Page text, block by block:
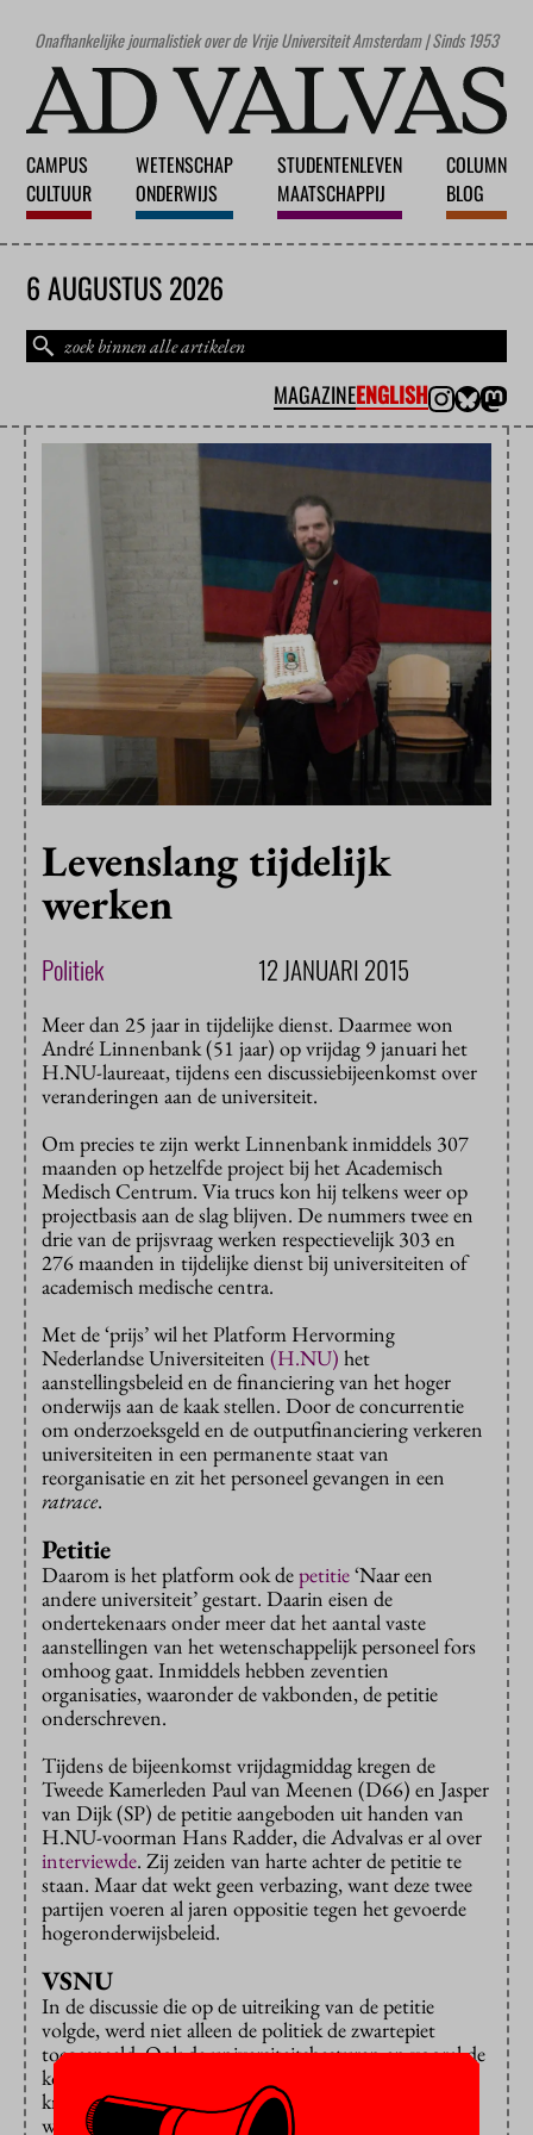
Onafhankelijke journalistiek over de Vrije Universiteit Amsterdam | Sinds 1953
CAMPUS
CULTUUR
WETENSCHAP
ONDERWIJS
STUDENTENLEVEN
MAATSCHAPPIJ
COLUMN
BLOG
6 AUGUSTUS 2026
MAGAZINEENGLISH
Levenslang tijdelijk
werken
Politiek 12 JANUARI 2015
Meer dan 25 jaar in tijdelijke dienst. Daarmee won
André Linnenbank (51 jaar) op vrijdag 9 januari het
H.NU-laureaat, tijdens een discussiebijeenkomst over
veranderingen aan de universiteit.
Om precies te zijn werkt Linnenbank inmiddels 307
maanden op hetzelfde project bij het Academisch
Medisch Centrum. Via trucs kon hij telkens weer op
projectbasis aan de slag blijven. De nummers twee en
drie van de prijsvraag werken respectievelijk 303 en
276 maanden in tijdelijke dienst bij universiteiten of
academisch medische centra.
Met de ‘prijs’ wil het Platform Hervorming
Nederlandse Universiteiten (H.NU) het
aanstellingsbeleid en de financiering van het hoger
onderwijs aan de kaak stellen. Door de concurrentie
om onderzoeksgeld en de outputfinanciering verkeren
universiteiten in een permanente staat van
reorganisatie en zit het personeel gevangen in een
ratrace.
Petitie
Daarom is het platform ook depetitie‘Naar een
andere universiteit’ gestart. Daarin eisen de
ondertekenaars onder meer dat het aantal vaste
aanstellingen van het wetenschappelijk personeel fors
omhoog gaat. Inmiddels hebben zeventien
organisaties, waaronder de vakbonden, de petitie
onderschreven.
Tijdens de bijeenkomst vrijdagmiddag kregen de
Tweede Kamerleden Paul van Meenen (D66) en Jasper
van Dijk (SP) de petitie aangeboden uit handen van
H.NU-voorman Hans Radder, die Advalvas er al over
interviewde. Zij zeiden van harte achter de petitie te
staan. Maar dat wekt geen verbazing, want deze twee
partijen voeren al jaren oppositie tegen het gevoerde
hogeronderwijsbeleid.
VSNU
In de discussie die op de uitreiking van de petitie
volgde, werd niet alleen de politiek de zwartepiet
toegespeeld. Ook de universiteitsbesturen en vooral de
koepel van samenwerkende universiteiten VSNU
kregen ervan langs. Die zou te veel de rol van
werkgeversorganisatie van de universiteiten spelen en